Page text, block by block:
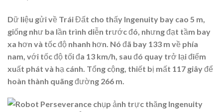
Dữ liệu gửi về Trái Đất cho thấy Ingenuity bay cao 5 m,
giống như ba lần trình diễn trước đó, nhưng đạt tầm bay
xa hơn và tốc độ nhanh hơn. Nó đã bay 133 m về phía
nam, với tốc độ tối đa 13 km/h, sau đó quay trở lại điểm
xuất phát và hạ cánh. Tổng cộng, thiết bị mất 117 giây để
hoàn thành quãng đường 266 m.